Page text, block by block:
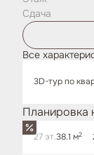
Сдача
Все
3D-тур по
Планировка
27 эт.38.1 м2